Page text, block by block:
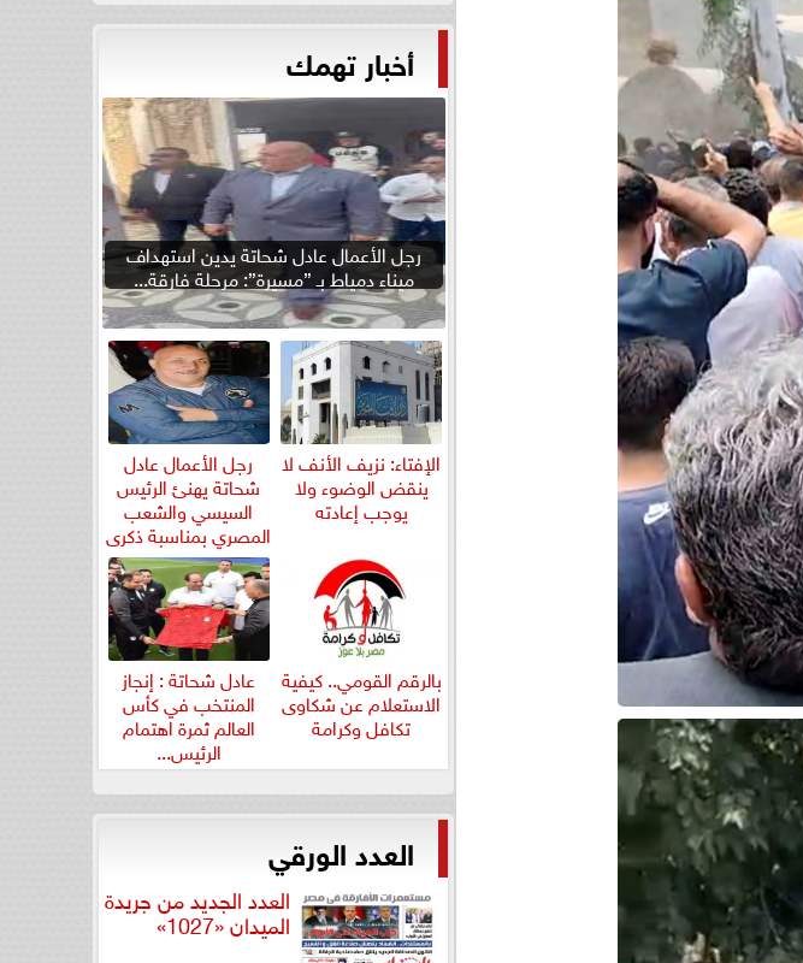
أخبار تهمك
رجل الأعمال عادل شحاتة يدين استهداف
ميناء دمياط بـ ”مسيرة”: مرحلة فارقة...
الإفتاء: نزيف الأنف لا
ينقض الوضوء ولا
يوجب إعادته
رجل الأعمال عادل
شحاتة يهنئ الرئيس
السيسي والشعب
المصري بمناسبة ذكرى
ثورة...
بالرقم القومي.. كيفية
الاستعلام عن شكاوى
تكافل وكرامة
عادل شحاتة : إنجاز
المنتخب في كأس
العالم ثمرة اهتمام
الرئيس...
العدد الورقي
العدد الجديد من جريدة
الميدان «1027»